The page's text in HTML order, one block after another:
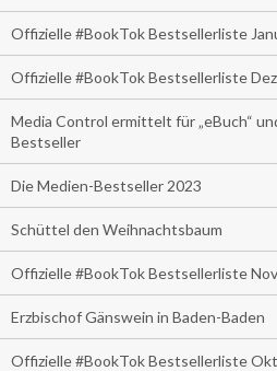
Offizielle #BookTok Bestsellerliste
Offizielle #BookTok Bestsellerliste
Media Control ermittelt für „eBuch“
Bestseller
Die Medien-Bestseller 2023
Schüttel den Weihnachtsbaum
Offizielle #BookTok Bestsellerliste
Erzbischof Gänswein in Baden-Baden
Offizielle #BookTok Bestsellerliste